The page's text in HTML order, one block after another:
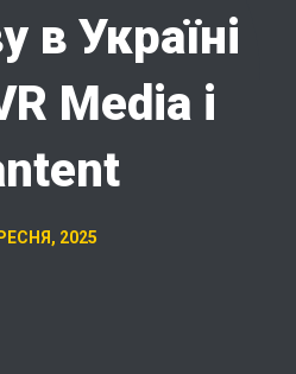
в Україні
Media і
2025